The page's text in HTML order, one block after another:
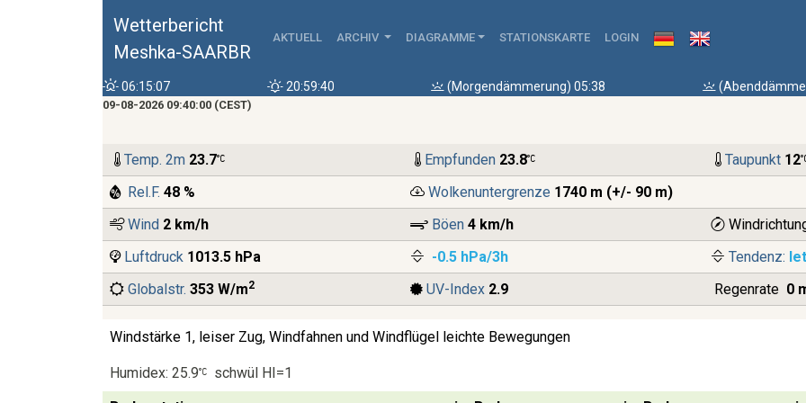
Wetterbericht
Meshka-SAARBR
AKTUELL ARCHIV DIAGRAMME STATIONSKARTE LOGIN
06:15:07 20:59:40 (Morgendämmerung) 05:38
09-08-2026 09:40:00 (CEST)
Temp. 2m 23.7 Empfunden 23.8 Taupunkt 12
Rel.F. 48 % Wolkenuntergrenze 1740 m (+/- 90 m)
Wind 2 km/h Böen 4 km/h
Luftdruck 1013.5 hPa -0.5 hPa/3h Tendenz:
Globalstr. 353 W/m2 UV-Index 2.9 Regenrate 0
Windstärke 1, leiser Zug, Windfahnen und Windflügel leichte Bewegungen
Humidex: 25.9
schwül HI=1